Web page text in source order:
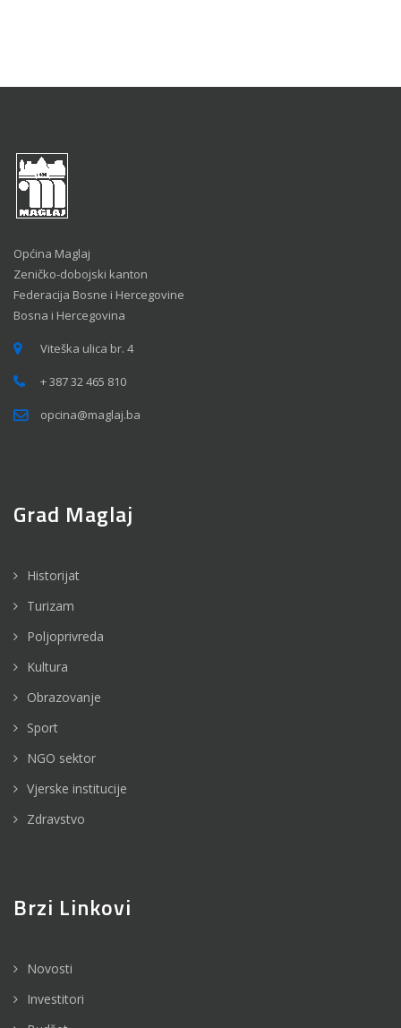
Općina Maglaj
Zeničko-dobojski kanton
Federacija Bosne i Hercegovine
Bosna i Hercegovina
Viteška ulica br. 4
+ 387 32 465 810
opcina@maglaj.ba
Grad Maglaj
Historijat
Turizam
Poljoprivreda
Kultura
Obrazovanje
Sport
NGO sektor
Vjerske institucije
Zdravstvo
Brzi Linkovi
Novosti
Investitori